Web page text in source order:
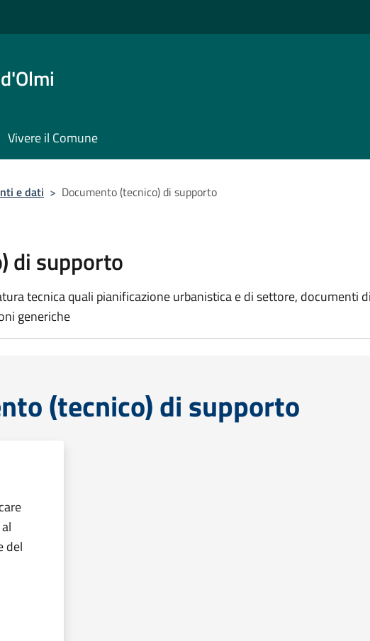
Vivere il Comune
e dati > Documento (tecnico) di supporto
di supporto
tecnica quali pianificazione urbanistica e di settore, documenti
generiche
(tecnico) di supporto
del